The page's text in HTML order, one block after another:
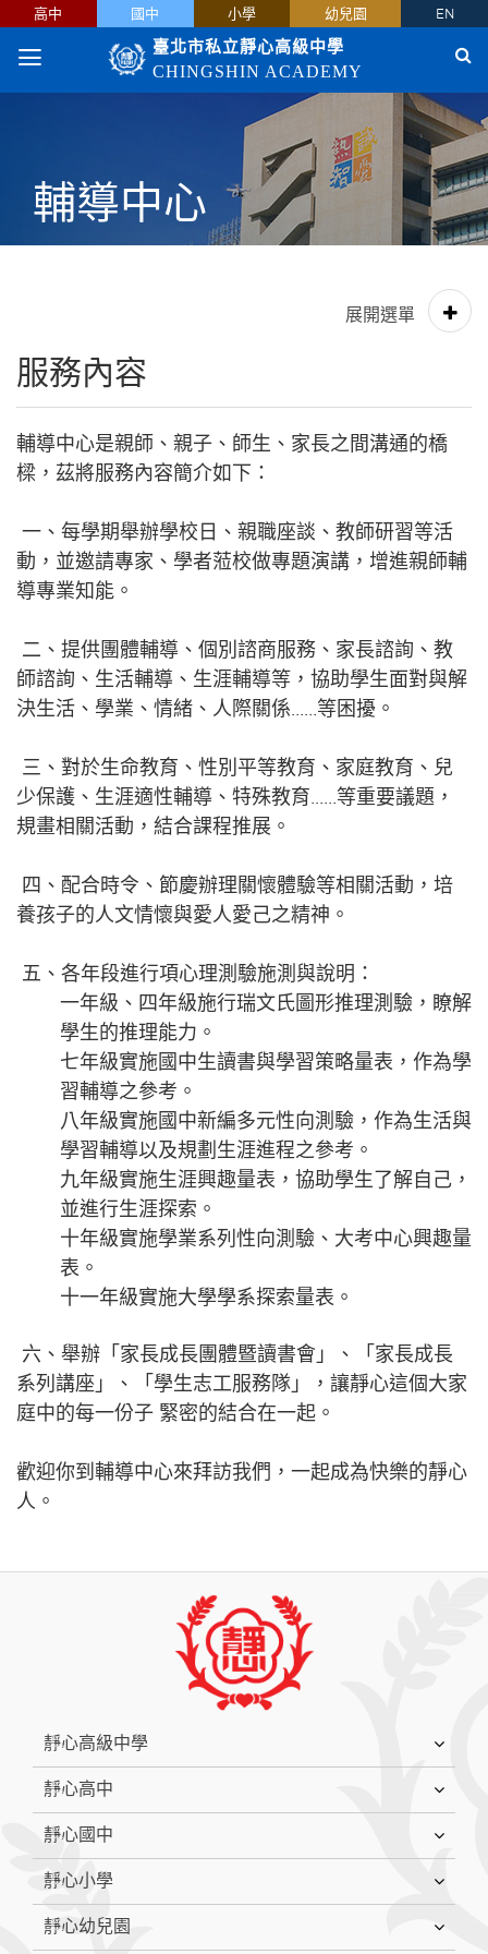
高中 國中 小學 幼兒園 EN
臺北市私立靜心高級中學
CHINGSHIN ACADEMY
輔導中心
服務內容
輔導中心是親師、親子、師生、家長之間溝通的橋
樑，茲將服務內容簡介如下：
一、每學期舉辦學校日、親職座談、教師研習等活
動，並邀請專家、學者蒞校做專題演講，增進親師輔
導專業知能。
二、提供團體輔導、個別諮商服務、家長諮詢、教
師諮詢、生活輔導、生涯輔導等，協助學生面對與解
決生活、學業、情緒、人際關係……等困擾。
三、對於生命教育、性別平等教育 、家庭教育、兒
少保護、生涯適性輔導、特殊教育……等重要議題，
規畫相關活動，結合課程推展。
四、配合時令、節慶辦理關懷體驗等相關活動，培
養孩子的人文情懷與愛人愛己之精神。
五、各年段進行項心理測驗施測與說明：
一年級、四年級施行瑞文氏圖形推理測驗，瞭解
學生的推理能力。
七年級實施國中生讀書與學習策略量表，作為學
習輔導之參考。
八年級實施國中新編多元性向測驗，作為生活與
學習輔導以及規劃生涯進程之參考。
九年級實施生涯興趣量表，協助學生了解自己，
並進行生涯探索。
十年級實施學業系列性向測驗、大考中心興趣量
表。
十一年級實施大學學系探索量表。
六、舉辦「家長成長團體暨讀書會」、「家長成長
系列講座」、「學生志工服務隊」，讓靜心這個大家
庭中的每一份子 緊密的結合在一起。
歡迎你到輔導中心來拜訪我們，一起成為快樂的靜心
人。
靜心高級中學
靜心高中
靜心國中
靜心小學
靜心幼兒園